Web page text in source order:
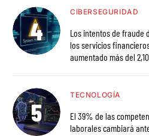
CIBERSEGURIDAD
Los intentos de fraude
los servicios
aumentado más del
TECNOLOGÍA
El 39% de las
laborales cambiará